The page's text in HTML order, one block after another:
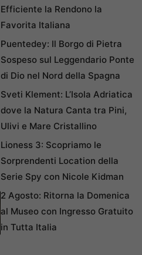
Efficiente la Rendono la
Favorita Italiana
Puentedey: Il Borgo di Pietra
Sospeso sul Leggendario Ponte
di Dio nel Nord della Spagna
Sveti Klement: L’Isola Adriatica
dove la Natura Canta tra Pini,
Ulivi e Mare Cristallino
Lioness 3: Scopriamo le
Sorprendenti Location della
Serie Spy con Nicole Kidman
2 Agosto: Ritorna la Domenica
al Museo con Ingresso Gratuito
in Tutta Italia